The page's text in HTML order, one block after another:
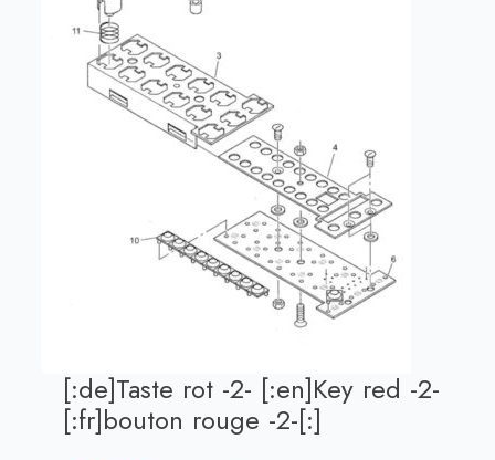
[:de]Taste rot -2- [:en]Key red -2-
[:fr]bouton rouge -2-[:]